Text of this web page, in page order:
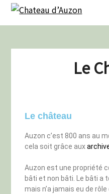
Le
Le château
Auzon c’est 800 ans au
cela soit grâce aux
Auzon est une propriété
bâti et non bâti. Le bâti a
mais n’a jamais eu de